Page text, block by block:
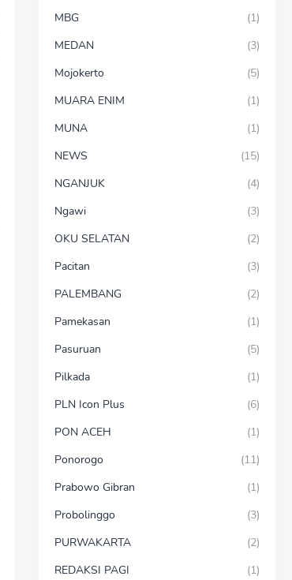
MBG
(1)
MEDAN
(3)
Mojokerto
(5)
MUARA ENIM
(1)
MUNA
(1)
NEWS
(15)
NGANJUK
(4)
Ngawi
(3)
OKU SELATAN
(2)
Pacitan
(3)
PALEMBANG
(2)
Pamekasan
(1)
Pasuruan
(5)
Pilkada
(1)
PLN Icon Plus
(6)
PON ACEH
(1)
Ponorogo
(11)
Prabowo Gibran
(1)
Probolinggo
(3)
PURWAKARTA
(2)
REDAKSI PAGI
(1)